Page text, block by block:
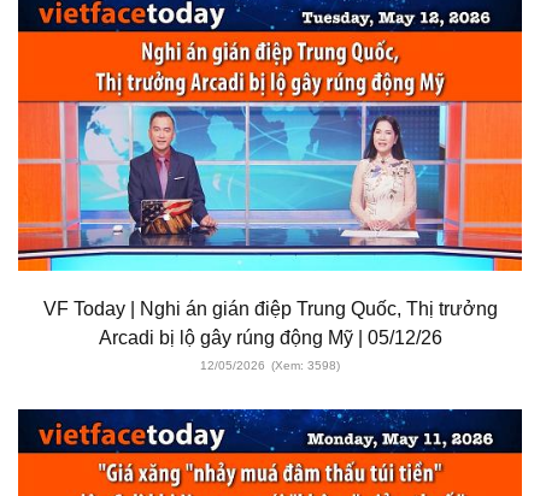
VF Today | Nghi án gián điệp Trung Quốc, Thị trưởng
Arcadi bị lộ gây rúng động Mỹ | 05/12/26
12/05/2026 (Xem: 3598)